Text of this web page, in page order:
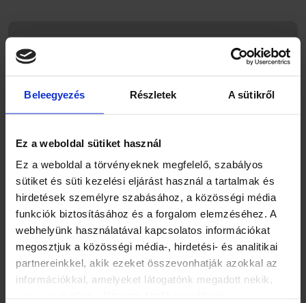
Beleegyezés Részletek A sütikről
Ez a weboldal sütiket használ
Ez a weboldal a törvényeknek megfelelő, szabályos
sütiket és süti kezelési eljárást használ a tartalmak és
hirdetések személyre szabásához, a közösségi média
funkciók biztosításához és a forgalom elemzéséhez. A
webhelyünk használatával kapcsolatos információkat
megosztjuk a közösségi média-, hirdetési- és analitikai
partnereinkkel, akik ezeket összevonhatják azokkal az
információkkal, amelyeket látogatónk megadott nekik,
Fridrik Béla
A blog szerkesztője Fridrik Béla - aki weboldalak
biztonsági intézkedéseinek szakértője, a
WordPress Magyarország hivatalos moderátora.
Aki a hívásod várja…